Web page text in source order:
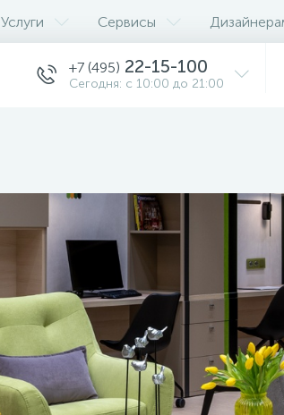
Услуги Сервисы
+7 (495) 22-15-100
Сегодня: с 10:00 до 21:00